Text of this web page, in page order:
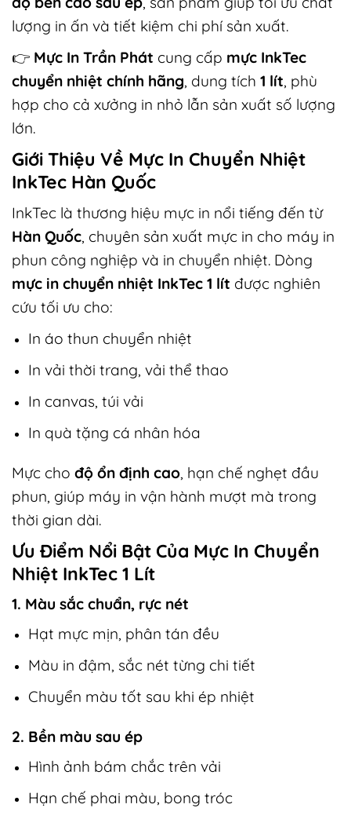
lượng in ấn và tiết kiệm chi phí sản xuất.
👉 Mực In Trần Phát cung cấp mực InkTec
chuyển nhiệt chính hãng, dung tích 1 lít, phù
hợp cho cả xưởng in nhỏ lẫn sản xuất số lượng
lớn.
Giới Thiệu Về Mực In Chuyển Nhiệt
InkTec Hàn Quốc
InkTec là thương hiệu mực in nổi tiếng đến từ
Hàn Quốc, chuyên sản xuất mực in cho máy in
phun công nghiệp và in chuyển nhiệt. Dòng
mực in chuyển nhiệt InkTec 1 lít được nghiên
cứu tối ưu cho:
In áo thun chuyển nhiệt
In vải thời trang, vải thể thao
In canvas, túi vải
In quà tặng cá nhân hóa
Mực cho độ ổn định cao, hạn chế nghẹt đầu
phun, giúp máy in vận hành mượt mà trong
thời gian dài.
Ưu Điểm Nổi Bật Của Mực In Chuyển
Nhiệt InkTec 1 Lít
1. Màu sắc chuẩn, rực nét
Hạt mực mịn, phân tán đều
Màu in đậm, sắc nét từng chi tiết
Chuyển màu tốt sau khi ép nhiệt
2. Bền màu sau ép
Hình ảnh bám chắc trên vải
Hạn chế phai màu, bong tróc